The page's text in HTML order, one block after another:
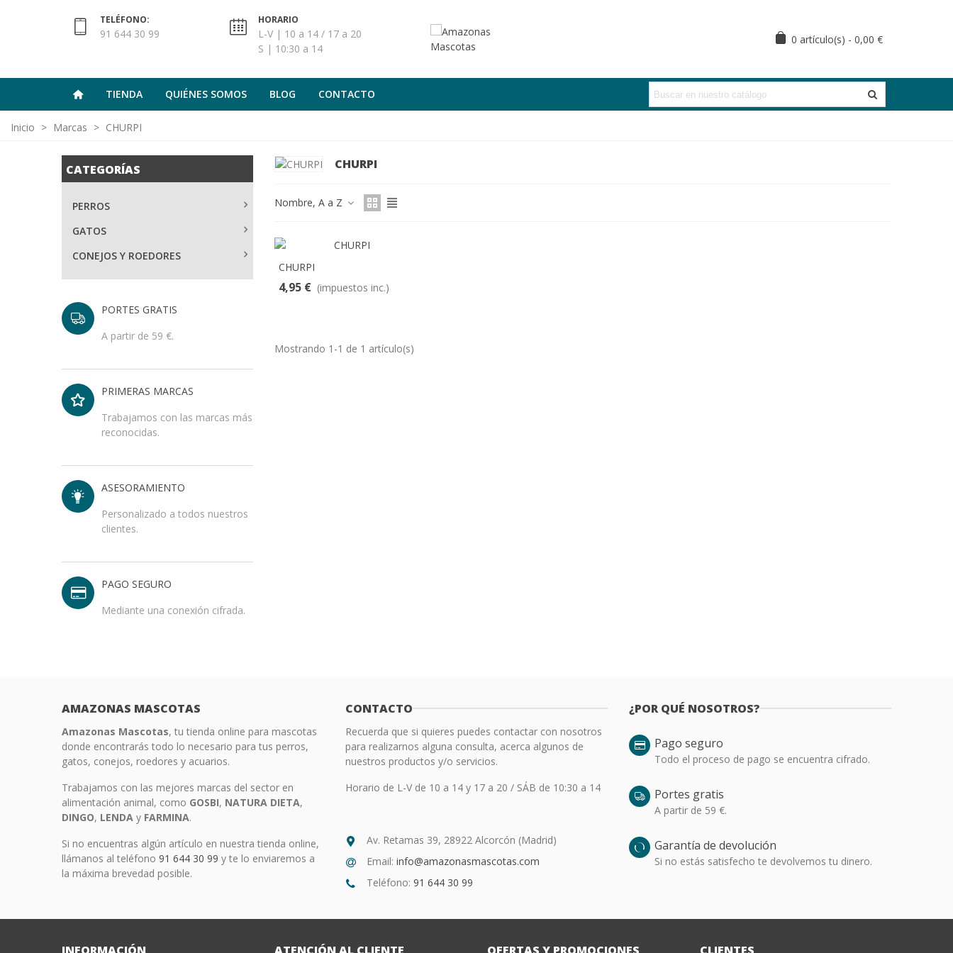
TELÉFONO:
91 644 30 99
HORARIO
L-V | 10 a 14 / 17 a 20
S | 10:30 a 14
0 artículo(s) - 0,00 €
TIENDA QUIÉNES SOMOS BLOG CONTACTO
Inicio > Marcas > CHURPI
CATEGORÍAS
PERROS
GATOS
CONEJOS Y ROEDORES
PORTES GRATIS
A partir de 59 €.
PRIMERAS MARCAS
Trabajamos con las marcas más
reconocidas.
ASESORAMIENTO
Personalizado a todos nuestros
clientes.
PAGO SEGURO
Mediante una conexión cifrada.
CHURPI
Nombre, A a Z
CHURPI
4,95 € (impuestos inc.)
Mostrando 1-1 de 1 artículo(s)
AMAZONAS MASCOTAS
Amazonas Mascotas, tu tienda online para mascotas
donde encontrarás todo lo necesario para tus perros,
gatos, conejos, roedores y acuarios.
Trabajamos con las mejores marcas del sector en
alimentación animal, como GOSBI, NATURA DIETA,
DINGO, LENDA y FARMINA.
Si no encuentras algún artículo en nuestra tienda online,
llámanos al teléfono 91 644 30 99 y te lo enviaremos a
la máxima brevedad posible.
CONTACTO
Recuerda que si quieres puedes contactar con nosotros
para realizarnos alguna consulta, acerca algunos de
nuestros productos y/o servicios.
Horario de L-V de 10 a 14 y 17 a 20 / SÁB de 10:30 a 14
Av. Retamas 39, 28922 Alcorcón (Madrid)
Email: info@amazonasmascotas.com
Teléfono: 91 644 30 99
¿POR QUÉ NOSOTROS?
Pago seguro
Todo el proceso de pago se encuentra cifrado.
Portes gratis
A partir de 59 €.
Garantía de devolución
Si no estás satisfecho te devolvemos tu dinero.